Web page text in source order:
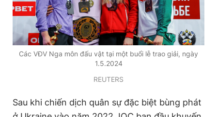
Các VĐV Nga môn đấu vật tại một buổi lễ trao giải, ngày
1.5.2024
REUTERS
Sau khi chiến dịch quân sự đặc biệt bùng phát